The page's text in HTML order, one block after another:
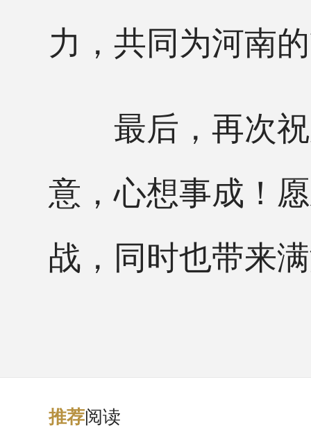
力，共同为河南
最后，再次祝
意，心想事成！
战，同时也带来
推荐阅读